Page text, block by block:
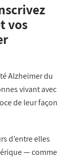
vos
Alzheimer du
vivant avec
de leur façon
d’entre elles
— comme